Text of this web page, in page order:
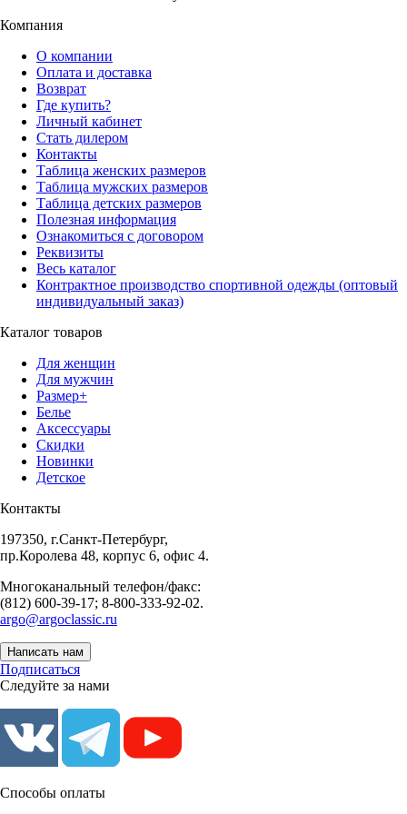
Компания
О компании
Оплата и доставка
Возврат
Где купить?
Личный кабинет
Стать дилером
Контакты
Таблица женских размеров
Таблица мужских размеров
Таблица детских размеров
Полезная информация
Ознакомиться с договором
Реквизиты
Весь каталог
Контрактное производство спортивной одежды (оптовый
индивидуальный заказ)
Каталог товаров
Для женщин
Для мужчин
Размер+
Белье
Аксессуары
Скидки
Новинки
Детское
Контакты
197350, г.Санкт-Петербург,
пр.Королева 48, корпус 6, офис 4.
Многоканальный телефон/факс:
(812) 600-39-17; 8-800-333-92-02.
argo@argoclassic.ru
Написать нам
Подписаться
Следуйте за нами
Способы оплаты